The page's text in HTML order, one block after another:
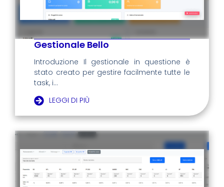
Gestionale Bello
Introduzione Il gestionale in questione è
stato creato per gestire facilmente tutte le
task, i...
LEGGI DI PIÙ